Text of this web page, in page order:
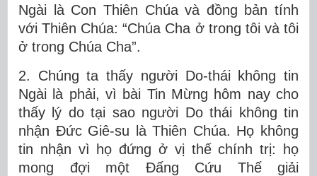
Ngài là Con Thiên Chúa và đồng bản tính
với Thiên Chúa: “Chúa Cha ở trong tôi và tôi
ở trong Chúa Cha”.
2. Chúng ta thấy người Do-thái không tin
Ngài là phải, vì bài Tin Mừng hôm nay cho
thấy lý do tại sao người Do thái không tin
nhận Đức Giê-su là Thiên Chúa. Họ không
tin nhận vì họ đứng ở vị thế chính trị: họ
mong đợi một Đấng Cứu Thế giải